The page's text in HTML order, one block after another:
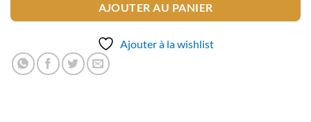
AJOUTER AU PANIER
Ajouter à la wishlist